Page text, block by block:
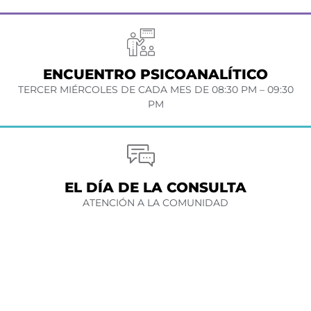
ENCUENTRO PSICOANALÍTICO
TERCER MIÉRCOLES DE CADA MES DE 08:30 PM – 09:30
PM
EL DÍA DE LA CONSULTA
ATENCIÓN A LA COMUNIDAD